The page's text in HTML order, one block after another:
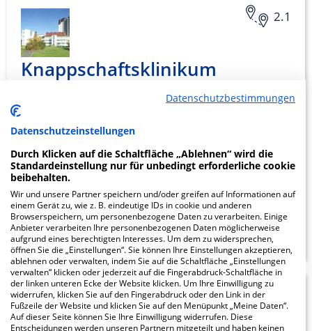
2.1
Knappschaftsklinikum
An der Klinik 10
66280 Sulzbach (Saar)
ZUM PROFIL
SHG-Kliniken
Sonnenberg, Standort
Datenschutzbestimmungen
Datenschutzeinstellungen
Durch Klicken auf die Schaltfläche „Ablehnen“ wird die
Standardeinstellung nur für unbedingt erforderliche cookie
beibehalten.
Wir und unsere Partner speichern und/oder greifen auf Informationen auf
einem Gerät zu, wie z. B. eindeutige IDs in cookie und anderen
Browserspeichern, um personenbezogene Daten zu verarbeiten. Einige
Anbieter verarbeiten Ihre personenbezogenen Daten möglicherweise
aufgrund eines berechtigten Interesses. Um dem zu widersprechen,
öffnen Sie die „Einstellungen“. Sie können Ihre Einstellungen akzeptieren,
ablehnen oder verwalten, indem Sie auf die Schaltfläche „Einstellungen
verwalten“ klicken oder jederzeit auf die Fingerabdruck-Schaltfläche in
der linken unteren Ecke der Website klicken. Um Ihre Einwilligung zu
widerrufen, klicken Sie auf den Fingerabdruck oder den Link in der
Fußzeile der Website und klicken Sie auf den Menüpunkt „Meine Daten“.
Auf dieser Seite können Sie Ihre Einwilligung widerrufen. Diese
Entscheidungen werden unseren Partnern mitgeteilt und haben keinen